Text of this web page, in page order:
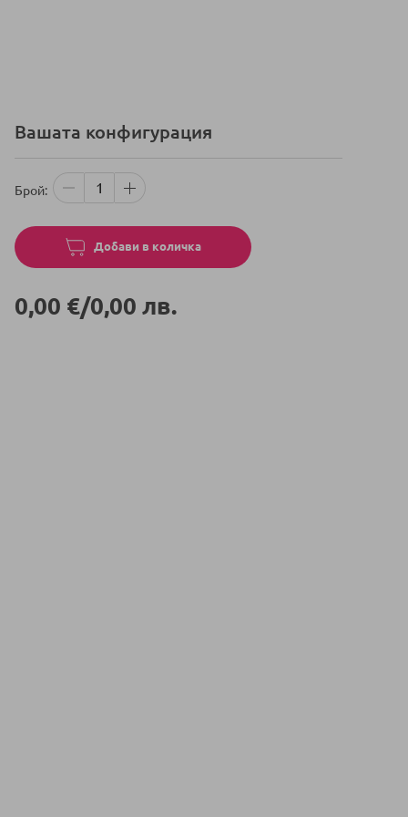
Вашата конфигурация
Бебешка
количка
Beezy:
избери
лесно
конфигурация
НАЛИЧНО
Брой
Добави в количка
0,00 €/0,00 лв.